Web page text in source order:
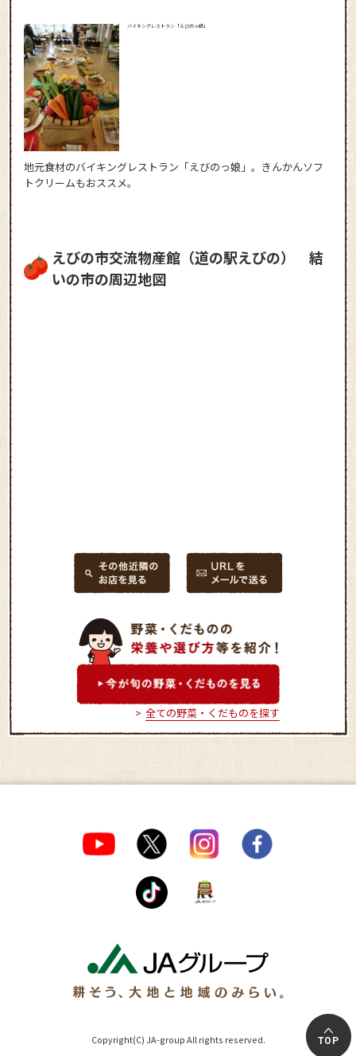
バイキングレストラン「えびのっ娘」
地元食材のバイキングレストラン「えびのっ娘」。きんかんソフ
トクリームもおススメ。
えびの市交流物産館（道の駅えびの） 結
いの市の周辺地図
全ての野菜・くだものを探す
Copyright(C) JA-group All rights reserved. TOP